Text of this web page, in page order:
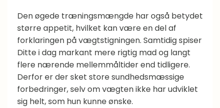
Den øgede træningsmængde har også betydet
større appetit, hvilket kan være en del af
forklaringen på vægtstigningen. Samtidig spiser
Ditte i dag markant mere rigtig mad og langt
flere nærende mellemmåltider end tidligere.
Derfor er der sket store sundhedsmæssige
forbedringer, selv om vægten ikke har udviklet
sig helt, som hun kunne ønske.